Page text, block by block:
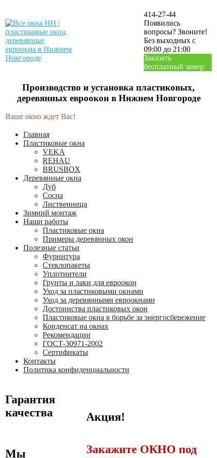
414-27-44
Появились
вопросы? Звоните!
Без выходных с
09:00 до 21:00
Заказать
бесплатный замер
Производство и установка пластиковых,
деревянных евроокон в Нижнем Новгороде
Ваше окно ждет Вас!
Главная
Пластиковые окна
VEKA
REHAU
BRUSBOX
Деревянные окна
Дуб
Сосна
Лиственница
Зимний монтаж
Наши работы
Пластиковые окна
Примеры деревянных окон
Полезные статьи
Фурнитура
Стеклопакеты
Уплотнители
Грунты и лаки для евроокон
Уход за пластиковыми окнами
Уход за деревянными евроокнами
Достоинства пластиковых окон
Пластиковые окна в борьбе за энергосбережение
Конденсат на окнах
Рекомендации
ГОСТ-30971-2002
Сертификаты
Контакты
Политика конфиденциальности
Гарантия
качества
Мы
Акция!
Закажите ОКНО под